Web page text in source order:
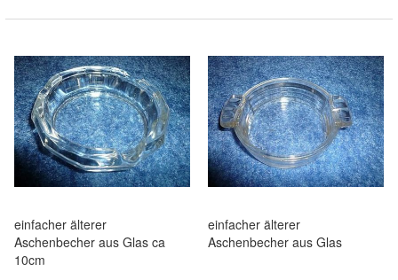
einfacher älterer
Aschenbecher aus Glas ca
10cm
einfacher älterer
Aschenbecher aus Glas